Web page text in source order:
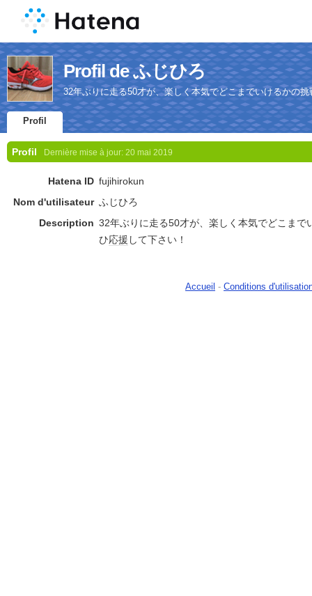
Profil de ふじひろ
32年ぶりに走る50才が、楽しく本気でどこまでいけるかの
Profil
Profil Dernière mise à jour: 20 mai 2019
Hatena ID fujihirokun
Nom d'utilisateur ふじひろ
Description 32年ぶりに走る50才が、楽しく本気でどこまで
ひ応援 して下さい！
Accueil - Conditions